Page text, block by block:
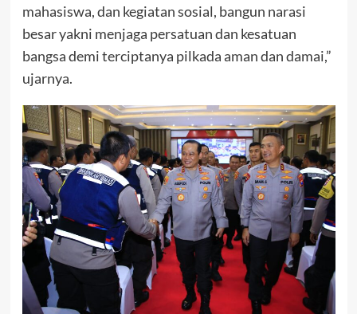
mahasiswa, dan kegiatan sosial, bangun narasi
besar yakni menjaga persatuan dan kesatuan
bangsa demi terciptanya pilkada aman dan damai,”
ujarnya.